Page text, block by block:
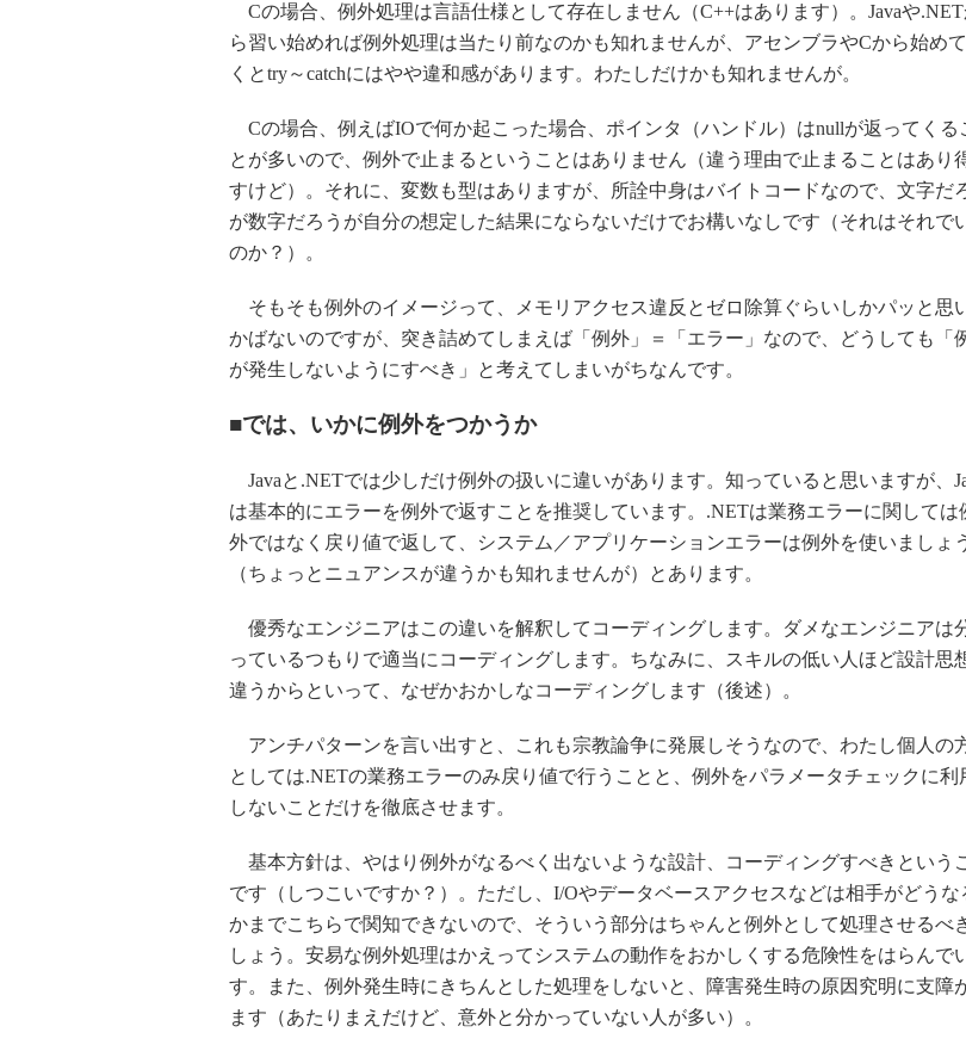
Cの場合、例外処理は言語仕様として存在しません（C++はあります）。Javaや
ら習い始めれば例外処理は当たり前なのかも知れませんが、アセンブラやCから始め
くとtry～catchにはやや違和感があります。わたしだけかも知れませんが。
Cの場合、例えばIOで何か起こった場合、ポインタ（ハンドル）はnullが返ってくる
とが多いので、例外で止まるということはありません（違う理由で止まることはあり
すけど）。それに、変数も型はありますが、所詮中身はバイトコードなので、文字だ
が数字だろうが自分の想定した結果にならないだけでお構いなしです（それはそれで
のか？）。
そもそも例外のイメージって、メモリアクセス違反とゼロ除算ぐらいしかパッと思
かばないのですが、突き詰めてしまえば「例外」＝「エラー」なので、どうしても「
が発生しないようにすべき」と考えてしまいがちなんです。
■では、いかに例外をつかうか
Javaと.NETでは少しだけ例外の扱いに違いがあります。知っていると思いますが、
は基本的にエラーを例外で返すことを推奨しています。.NETは業務エラーに関しては
外ではなく戻り値で返して、システム／アプリケーションエラーは例外を使いましょ
（ちょっとニュアンスが違うかも知れませんが）とあります。
優秀なエンジニアはこの違いを解釈してコーディングします。ダメなエンジニアは
っているつもりで適当にコーディングします。ちなみに、スキルの低い人ほど設計思
違うからといって、なぜかおかしなコーディングします（後述）。
アンチパターンを言い出すと、これも宗教論争に発展しそうなので、わたし個人の
としては.NETの業務エラーのみ戻り値で行うことと、例外をパラメータチェックに利
しないことだけを徹底させます。
基本方針は、やはり例外がなるべく出ないような設計、コーディングすべきという
です（しつこいですか？）。ただし、I/Oやデータベースアクセスなどは相手がどうな
かまでこちらで関知できないので、そういう部分はちゃんと例外として処理させるべ
しょう。安易な例外処理はかえってシステムの動作をおかしくする危険性をはらんで
す。また、例外発生時にきちんとした処理をしないと、障害発生時の原因究明に支障
ます（あたりまえだけど、意外と分かっていない人が多い）。